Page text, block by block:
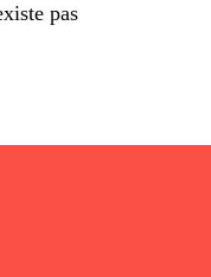
pas